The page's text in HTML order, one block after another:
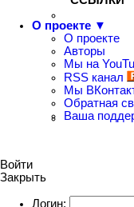
О проекте ▼
О проекте
Авторы
Мы на
RSS канал
Мы
Обратная
Ваша
Войти
Закрыть
Логин: